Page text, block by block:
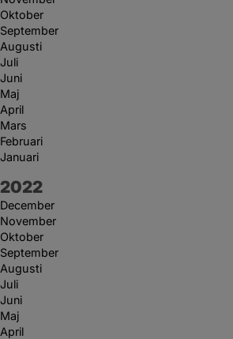
Oktober
September
Augusti
Juli
Juni
Maj
April
Mars
Februari
Januari
År:
2022
December
November
Oktober
September
Augusti
Juli
Juni
Maj
April